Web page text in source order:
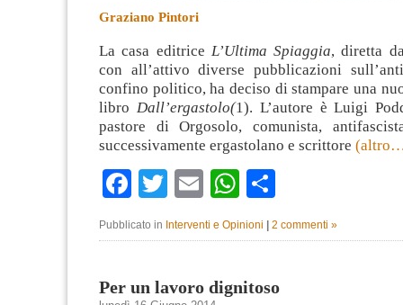
Graziano Pintori
La casa editrice L’Ultima Spiaggia, diretta
con all’attivo diverse pubblicazioni
confino politico, ha deciso di stampare una
libro Dall’ergastolo(1). L’autore è Luigi
pastore di Orgosolo, comunista,
successivamente ergastolano e scrittore
Facebook
TwitterEmailWhatsApp
Pubblicato in Interventi e Opinioni | 2 commenti »
Per un lavoro dignitoso